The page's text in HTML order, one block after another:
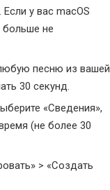
у вас macOS
больше не
песню из вашей
30 секунд.
«Сведения»,
(не более 30
> «Создать